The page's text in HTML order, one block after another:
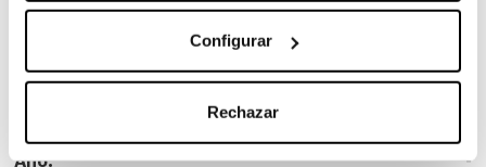
Configurar
Rechazar
Año: -